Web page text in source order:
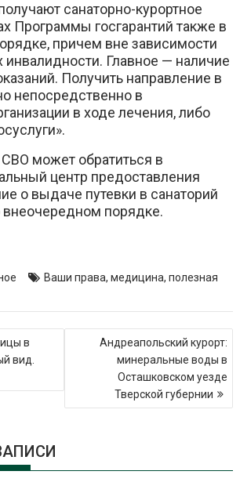
санаторно-курортное
Программы госгарантий также в
причем вне зависимости
инвалидности. Главное — наличие
Получить направление в
непосредственно в
в ходе лечения, либо
может обратиться в
центр предоставления
о выдаче путевки в санаторий
внеочередном порядке.
Ваши права,медицина,полезная
в
вид.
Андреапольский курорт:
минеральные воды в
Осташковском уезде
Тверской губернии